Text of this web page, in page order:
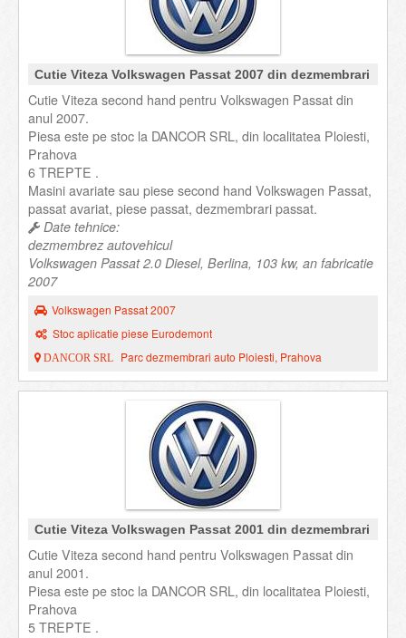
Cutie Viteza Volkswagen Passat 2007 din dezmembrari
Cutie Viteza second hand pentru Volkswagen Passat din
anul 2007.
Piesa este pe stoc la DANCOR SRL, din localitatea Ploiesti,
Prahova
6 TREPTE .
Masini avariate sau piese second hand Volkswagen Passat,
passat avariat, piese passat, dezmembrari passat.
Date tehnice:
dezmembrez autovehicul
Volkswagen Passat 2.0 Diesel, Berlina, 103 kw, an fabricatie
2007
Volkswagen Passat 2007
Stoc aplicatie piese Eurodemont
DANCOR SRL Parc dezmembrari auto Ploiesti, Prahova
Cutie Viteza Volkswagen Passat 2001 din dezmembrari
Cutie Viteza second hand pentru Volkswagen Passat din
anul 2001.
Piesa este pe stoc la DANCOR SRL, din localitatea Ploiesti,
Prahova
5 TREPTE .